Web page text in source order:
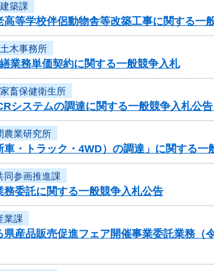
築課
高等学校伴侶動物舎等改築工事に関する一
木事務所
業務単価契約に関する一般競争入札
畜保健衛生所
システムの調達に関する一般競争入札公告
農業研究所
車・トラック・4WD）の調達」に関する一
同参画推進課
委託に関する一般競争入札公告
業課
県産品販売促進フェア開催事業委託業務（